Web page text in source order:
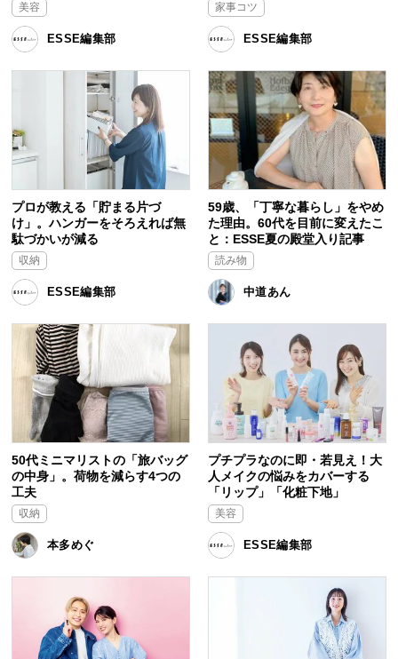
美容
ESSE編集部
家事コツ
ESSE編集部
プロが教える「貯まる片づ
け」。ハンガーをそろえれば無
駄づかいが減る
収納
ESSE編集部
59歳、「丁寧な暮らし」をやめ
た理由。60代を目前に変えたこ
と：ESSE夏の殿堂入り記事
読み物
中道あん
50代ミニマリストの「旅バッグ
の中身」。荷物を減らす4つの
工夫
収納
本多めぐ
プチプラなのに即・若見え！大
人メイクの悩みをカバーする
「リップ」「化粧下地」
美容
ESSE編集部